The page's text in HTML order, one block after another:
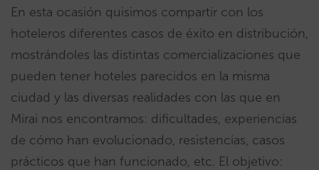
En esta ocasión quisimos compartir con los
hoteleros diferentes casos de éxito en distribución,
mostrándoles las distintas comercializaciones que
pueden tener hoteles parecidos en la misma
ciudad y las diversas realidades con las que en
Mirai nos encontramos: dificultades, experiencias
de cómo han evolucionado, resistencias, casos
prácticos que han funcionado, etc. El objetivo: